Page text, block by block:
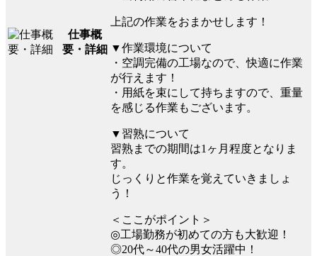
仕事概
要・詳細
上記の作業をおまかせします！
▼作業環境について
・空調完備の工場なので、快適に作業
が行えます！
・用紙を束にして持ちますので、重量
を感じる作業もございます。
▼習熟について
習熟までの期間は1ヶ月程度となりま
す。
じっくりと作業を覚えていきましょ
う！
＜ここがポイント＞
◎工場勤務が初めての方も大歓迎！
◎20代～40代の男女活躍中！